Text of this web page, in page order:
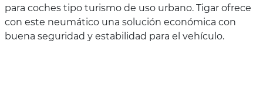
para coches tipo turismo de uso urbano. Tigar ofrece
con este neumático una solución económica con
buena seguridad y estabilidad para el vehículo.